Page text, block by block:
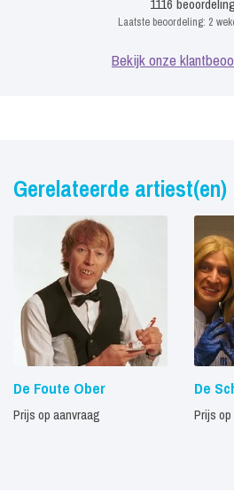
1116
Laatste beoordeling: 2
Bekijk onze
Gerelateerde artiest(en)
De Foute Ober
Prijs op aanvraag
De
Prijs